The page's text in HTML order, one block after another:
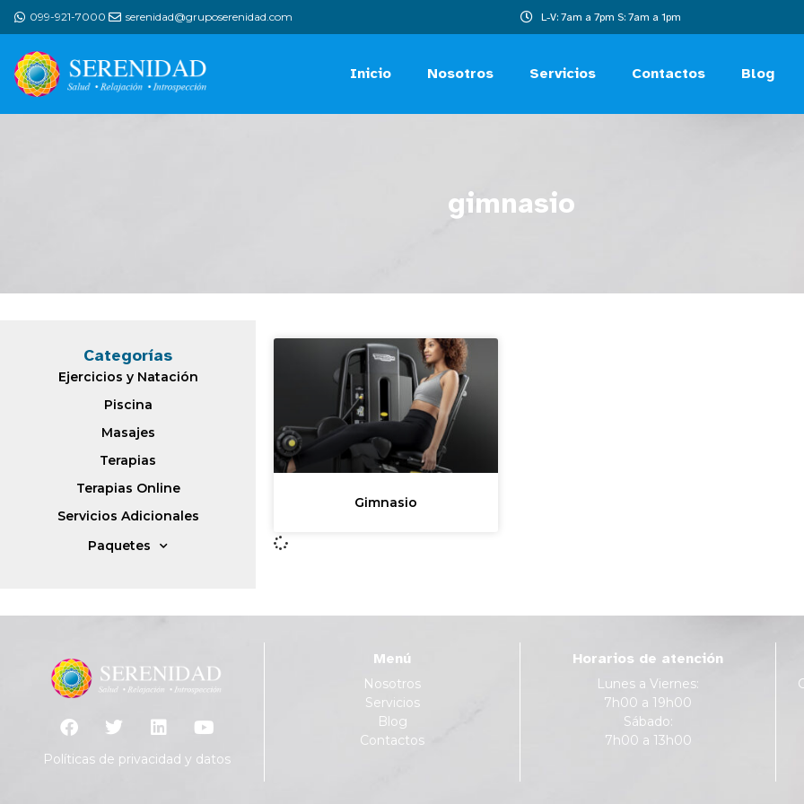
099-921-7000 serenidad@gruposerenidad.com L-V: 7am a 7pm S: 7am a 1pm
Inicio Nosotros Servicios Contactos Blog
gimnasio
Categorías
Ejercicios y Natación
Piscina
Masajes
Terapias
Terapias Online
Servicios Adicionales
Paquetes
Gimnasio
Políticas de privacidad y datos
Menú
Nosotros
Servicios
Blog
Contactos
Horarios de atención
Lunes a Viernes:
7h00 a 19h00
Sábado:
7h00 a 13h00